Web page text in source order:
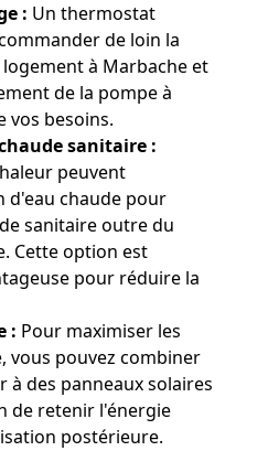
: Un thermostat
de loin la
à Marbache et
de la pompe à
vos besoins.
sanitaire :
peuvent
d'eau chaude pour
sanitaire outre du
Cette option est
pour réduire la
: Pour maximiser les
vous pouvez combiner
à des panneaux solaires
de retenir l'énergie
postérieure.